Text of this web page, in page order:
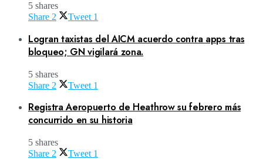
5 shares
Share 2 Tweet 1
Logran taxistas del AICM acuerdo contra apps tras
bloqueo; GN vigilará zona.
5 shares
Share 2 Tweet 1
Registra Aeropuerto de Heathrow su febrero más
concurrido en su historia
5 shares
Share 2 Tweet 1